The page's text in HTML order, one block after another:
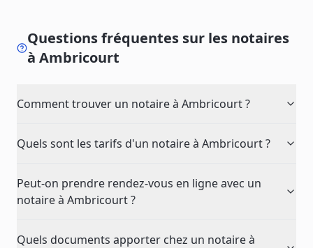
Questions fréquentes sur les notaires
àAmbricourt
Comment trouver un notaire à Ambricourt ?
Quels sont les tarifs d'un notaire à Ambricourt ?
Peut-on prendre rendez-vous en ligne avec un
notaire à Ambricourt ?
Quels documents apporter chez un notaire à